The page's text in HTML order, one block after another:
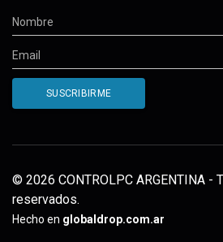
© 2026 CONTROLPC ARGENTINA -
reservados.
Hecho en globaldrop.com.ar